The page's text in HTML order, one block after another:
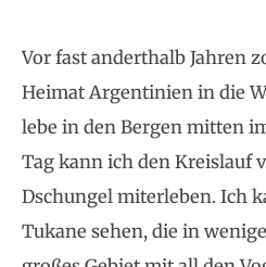
Vor fast anderthalb Jahren
Heimat Argentinien in die
lebe in den Bergen mitten
Tag kann ich den Kreislauf
Dschungel miterleben. Ich
Tukane sehen, die in